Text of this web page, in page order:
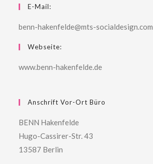
E-Mail:
benn-hakenfelde@mts-socialdesign.com
Webseite:
www.benn-hakenfelde.de
Anschrift Vor-Ort Büro
BENN Hakenfelde
Hugo-Cassirer-Str. 43
13587 Berlin